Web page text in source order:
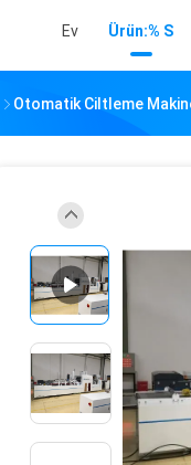
Ev Ürün:% S
Otomatik Ciltleme